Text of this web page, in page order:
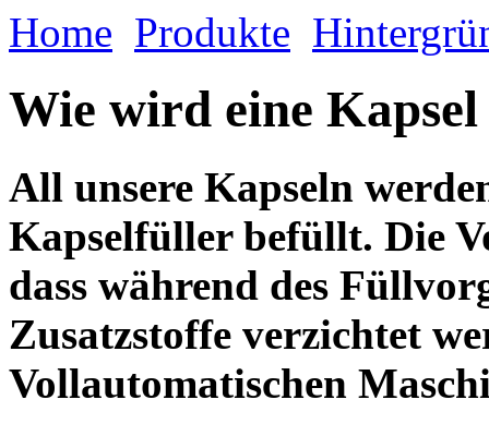
Home Produkte
Wie wird eine
All unsere Kapseln
Kapselfüller befüllt. Die
dass während des
Zusatzstoffe verzichtet
Vollautomatischen